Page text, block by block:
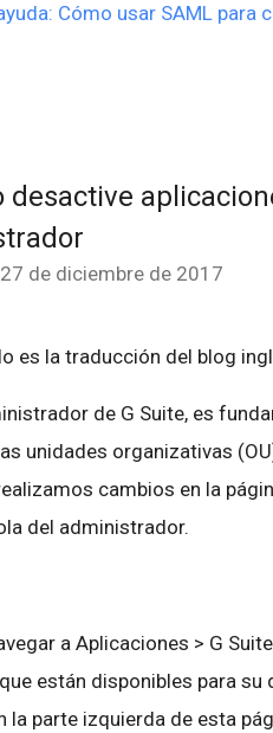
Cómo usar SAML para
desactive
de diciembre de 2017
es la traducción del blog
de G Suite, es
unidades organizativas
cambios en la
del administrador.
a Aplicaciones > G
están disponibles para
la parte izquierda de esta